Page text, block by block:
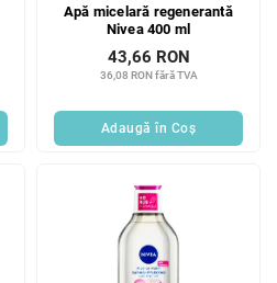
Apă micelară regenerantă
Nivea 400 ml
36,08 RON fără TVA
43,66 RON
Adaugă în Coş